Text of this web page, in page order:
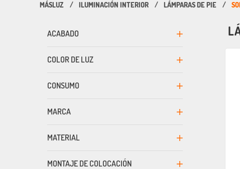
ILUMINACIÓN INTERIOR LÁMPARAS DE PIE
MARCA
MONTAJE DE COLOCACIÓN
COLOR DE LUZ
ACABADO
MATERIAL
CONSUMO